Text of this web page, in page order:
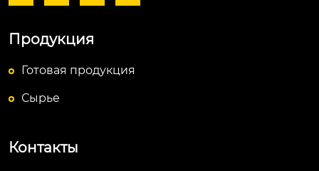
Продукция
Готовая продукция
Сырье
Контакты